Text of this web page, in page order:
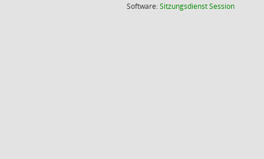
Software:SitzungsdienstSession(Wird in